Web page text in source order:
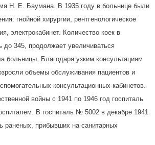
Н. Е. Баумана. В 1935 году в больнице были
гнойной хирургии, рентгенологическое
электрокабинет. Количество коек в
до 345, продолжает увеличиваться
больницы. Благодаря узким консультациям
объемы обслуживания пациентов и
консультационных кабинетов.
войны с 1941 по 1946 год госпиталь
В госпиталь № 5002 в декабре 1941
раненых, прибывших на санитарных